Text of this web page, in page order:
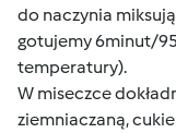
do naczynia
gotujemy 6minut/
temperatury).
W miseczce
ziemniaczaną,